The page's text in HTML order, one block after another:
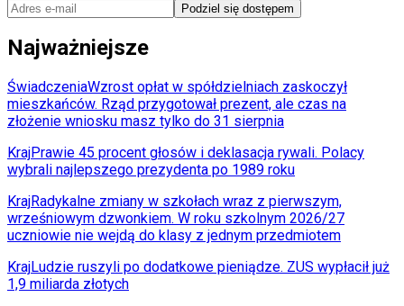
Podziel się dostępem
Najważniejsze
ŚwiadczeniaWzrost opłat w spółdzielniach zaskoczył
mieszkańców. Rząd przygotował prezent, ale czas na
złożenie wniosku masz tylko do 31 sierpnia
KrajPrawie 45 procent głosów i deklasacja rywali. Polacy
wybrali najlepszego prezydenta po 1989 roku
KrajRadykalne zmiany w szkołach wraz z pierwszym,
wrześniowym dzwonkiem. W roku szkolnym 2026/27
uczniowie nie wejdą do klasy z jednym przedmiotem
KrajLudzie ruszyli po dodatkowe pieniądze. ZUS wypłacił już
1,9 miliarda złotych